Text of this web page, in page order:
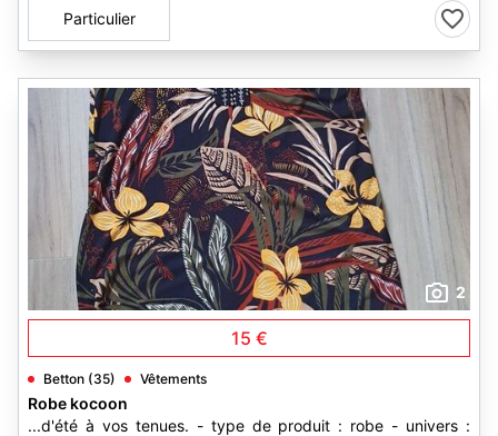
Particulier
2
15 €
Betton (35) Vêtements
Robe kocoon
...d'été à vos tenues. - type de produit : robe - univers :